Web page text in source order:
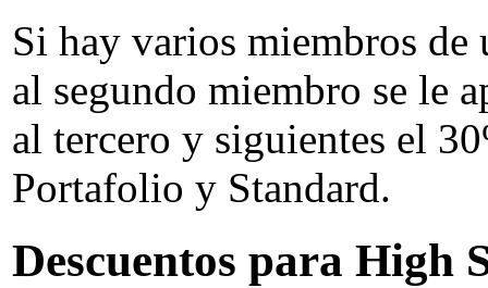
Si hay varios miembros
al segundo miembro se le
al tercero y siguientes el
Portafolio y Standard.
Descuentos para High